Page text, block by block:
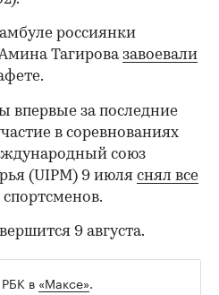
россиянки
Тагировазавоевали
впервые за последние
в соревнованиях
союз
(UIPM) 9 июля снял все
спортсменов.
9 августа.
в «Максе».